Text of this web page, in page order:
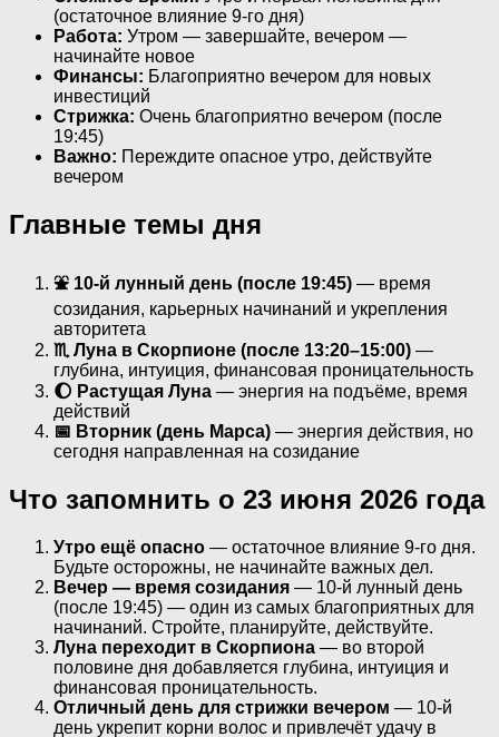
(остаточное влияние 9-го дня)
Работа: Утром — завершайте, вечером —
начинайте новое
Финансы: Благоприятно вечером для новых
инвестиций
Стрижка: Очень благоприятно вечером (после
19:45)
Важно: Переждите опасное утро, действуйте
вечером
Главные темы дня
⛲ 10-й лунный день (после 19:45) — время
созидания, карьерных начинаний и укрепления
авторитета
♏ Луна в Скорпионе (после 13:20–15:00) —
глубина, интуиция, финансовая проницательность
🌔 Растущая Луна — энергия на подъёме, время
действий
📅 Вторник (день Марса) — энергия действия, но
сегодня направленная на созидание
Что запомнить о 23 июня 2026 года
Утро ещё опасно — остаточное влияние 9-го дня.
Будьте осторожны, не начинайте важных дел.
Вечер — время созидания — 10-й лунный день
(после 19:45) — один из самых благоприятных для
начинаний. Стройте, планируйте, действуйте.
Луна переходит в Скорпиона — во второй
половине дня добавляется глубина, интуиция и
финансовая проницательность.
Отличный день для стрижки вечером — 10-й
день укрепит корни волос и привлечёт удачу в